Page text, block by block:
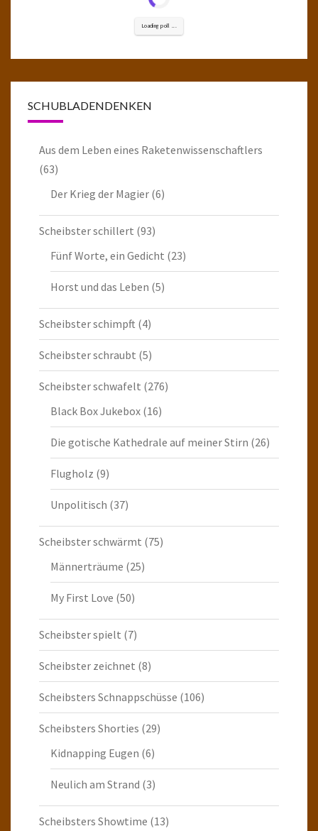
Loading poll ...
SCHUBLADENDENKEN
Aus dem Leben eines Raketenwissenschaftlers
(63)
Der Krieg der Magier (6)
Scheibster schillert (93)
Fünf Worte, ein Gedicht (23)
Horst und das Leben (5)
Scheibster schimpft (4)
Scheibster schraubt (5)
Scheibster schwafelt (276)
Black Box Jukebox (16)
Die gotische Kathedrale auf meiner Stirn (26)
Flugholz (9)
Unpolitisch (37)
Scheibster schwärmt (75)
Männerträume (25)
My First Love (50)
Scheibster spielt (7)
Scheibster zeichnet (8)
Scheibsters Schnappschüsse (106)
Scheibsters Shorties (29)
Kidnapping Eugen (6)
Neulich am Strand (3)
Scheibsters Showtime (13)